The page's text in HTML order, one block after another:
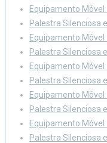
Equipamento Móvel
Palestra Silenciosa
Equipamento Móvel
Palestra Silenciosa
Equipamento
Palestra Silenciosa
Equipamento
Palestra Silenciosa
Equipamento
Palestra Silenciosa